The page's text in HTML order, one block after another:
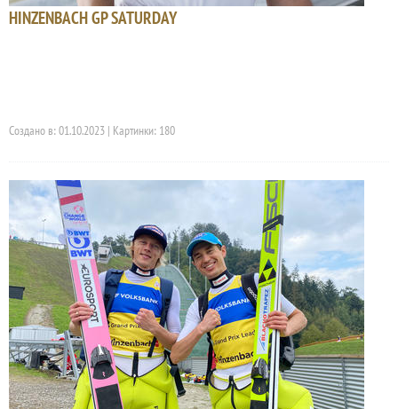
HINZENBACH GP SATURDAY
Создано в: 01.10.2023 | Картинки: 180